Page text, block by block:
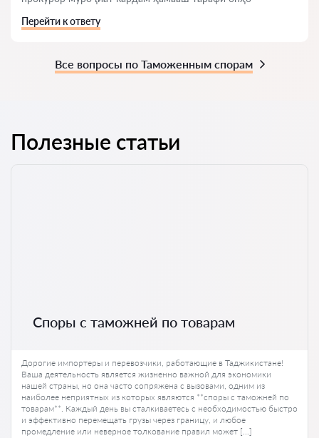
Перейти к ответу
Все вопросы по Таможенным спорам
Полезные статьи
Споры с таможней по товарам
Дорогие импортеры и перевозчики, работающие в Таджикистане!
Ваша деятельность является жизненно важной для экономики
нашей страны, но она часто сопряжена с вызовами, одним из
наиболее неприятных из которых являются **споры с таможней по
товарам**. Каждый день вы сталкиваетесь с необходимостью быстро
и эффективно перемещать грузы через границу, и любое
промедление или неверное толкование правил может […]